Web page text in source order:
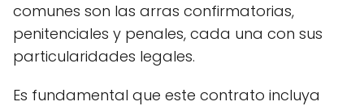
comunes son las arras confirmatorias,
penitenciales y penales, cada una con sus
particularidades legales.
Es fundamental que este contrato incluya